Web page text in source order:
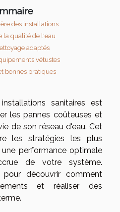
des installations
la qualité de l'eau
adaptés
vétustes
bonnes pratiques
sanitaires est
les pannes coûteuses et
de son réseau d'eau. Cet
les stratégies les plus
performance optimale
de votre système.
pour découvrir comment
et réaliser des